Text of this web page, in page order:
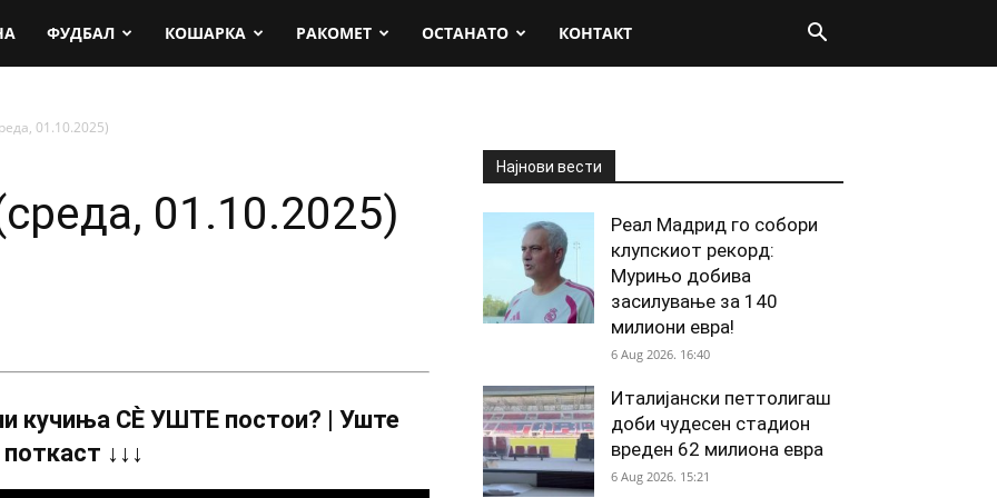
ФУДБАЛ КОШАРКА РАКОМЕТ ОСТАНАТО КОНТАКТ
01.10.2025)
01.10.2025)
кучиња СÈ УШТЕ постои? | Уште
↓↓↓
Најнови вести
Реал Мадрид го собори
клупскиот рекорд:
Мурињо добива
засилување за 140
милиони евра!
6 Aug 2026. 16:40
Италијански петтолигаш
доби чудесен стадион
вреден 62 милиона евра
6 Aug 2026. 15:21